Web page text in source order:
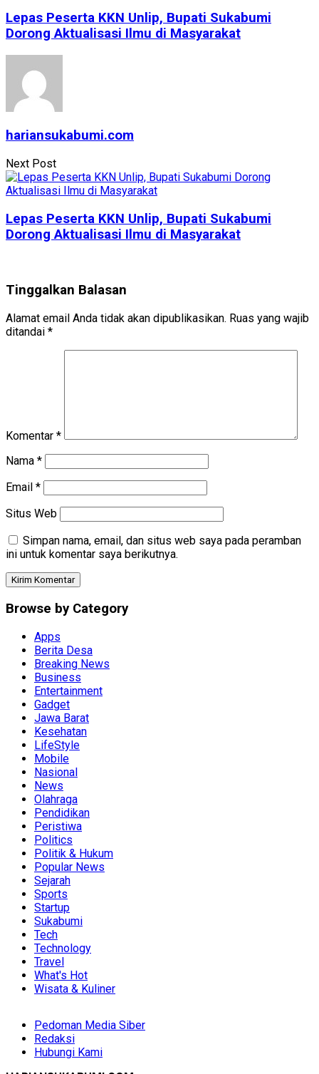
Lepas Peserta KKN Unlip, Bupati Sukabumi
Dorong Aktualisasi Ilmu di Masyarakat
hariansukabumi.com
Next Post
Lepas Peserta KKN Unlip, Bupati Sukabumi
Dorong Aktualisasi Ilmu di Masyarakat
Tinggalkan Balasan
Alamat email Anda tidak akan dipublikasikan. Ruas yang wajib
ditandai *
Komentar *
Nama *
Email *
Situs Web
Simpan nama, email, dan situs web saya pada peramban
ini untuk komentar saya berikutnya.
Browse by Category
Apps
Berita Desa
Breaking News
Business
Entertainment
Gadget
Jawa Barat
Kesehatan
LifeStyle
Mobile
Nasional
News
Olahraga
Pendidikan
Peristiwa
Politics
Politik & Hukum
Popular News
Sejarah
Sports
Startup
Sukabumi
Tech
Technology
Travel
What's Hot
Wisata & Kuliner
Pedoman Media Siber
Redaksi
Hubungi Kami